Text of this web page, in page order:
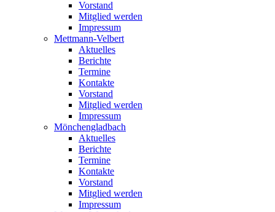
Vorstand
Mitglied werden
Impressum
Mettmann-Velbert
Aktuelles
Berichte
Termine
Kontakte
Vorstand
Mitglied werden
Impressum
Mönchengladbach
Aktuelles
Berichte
Termine
Kontakte
Vorstand
Mitglied werden
Impressum